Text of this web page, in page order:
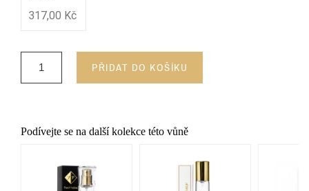
317,00 Kč
PŘIDAT DO KOŠÍKU
Podívejte se na další kolekce této vůně